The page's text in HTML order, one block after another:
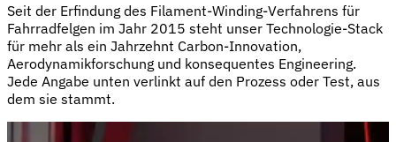
Seit der Erfindung des Filament-Winding-Verfahrens für
Fahrradfelgen im Jahr 2015 steht unser Technologie-Stack
für mehr als ein Jahrzehnt Carbon-Innovation,
Aerodynamikforschung und konsequentes Engineering.
Jede Angabe unten verlinkt auf den Prozess oder Test, aus
dem sie stammt.